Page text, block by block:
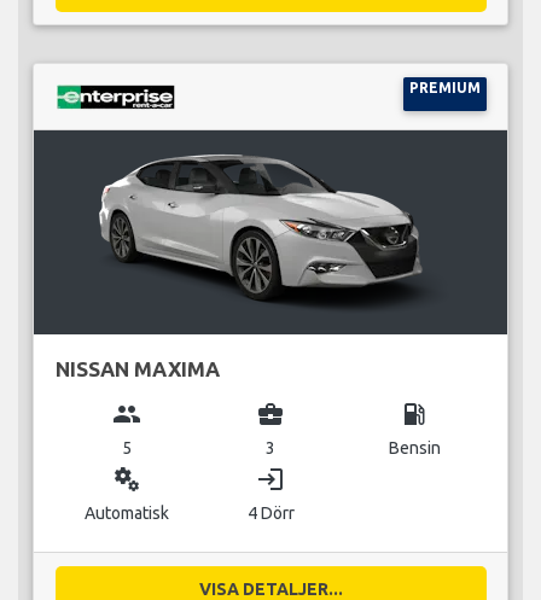
PREMIUM
NISSAN MAXIMA
group
5
business_center
3
local_gas_station
Bensin
miscellaneous_services
Automatisk
login
4 Dörr
VISA DETALJER...